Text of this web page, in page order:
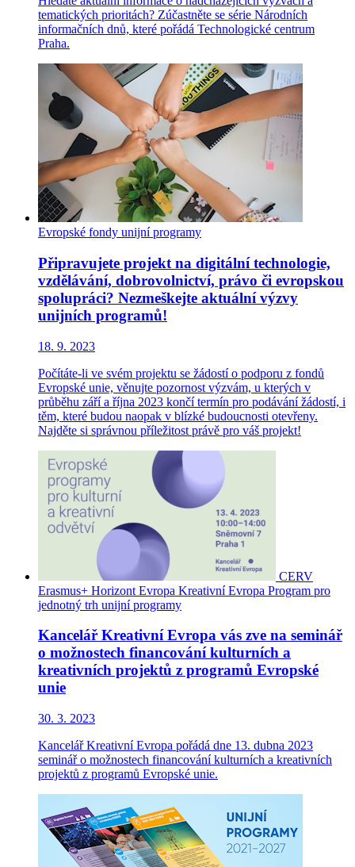
tematických prioritách? Zúčastněte se série Národních
informačních dnů, které pořádá Technologické centrum
Praha.
Evropské fondy unijní programy
Připravujete projekt na digitální technologie,
vzdělávání, dobrovolnictví, právo či evropskou
spolupráci? Nezmeškejte aktuální výzvy
unijních programů!
18. 9. 2023
Počítáte-li ve svém projektu se žádostí o podporu z fondů
Evropské unie, věnujte pozornost výzvám, u kterých v
průběhu září a října 2023 končí termín pro podávání žádostí, i
těm, které budou naopak v blízké budoucnosti otevřeny.
Najděte si správnou příležitost právě pro váš projekt!
CERV
Erasmus+ Horizont Evropa Kreativní Evropa Program pro
jednotný trh unijní programy
Kancelář Kreativní Evropa vás zve na seminář
o možnostech financování kulturních a
kreativních projektů z programů Evropské
unie
30. 3. 2023
Kancelář Kreativní Evropa pořádá dne 13. dubna 2023
seminář o možnostech financování kulturních a kreativních
projektů z programů Evropské unie.